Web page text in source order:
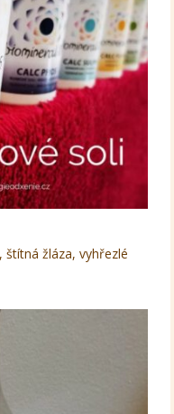
štítná žláza, vyhřezlé